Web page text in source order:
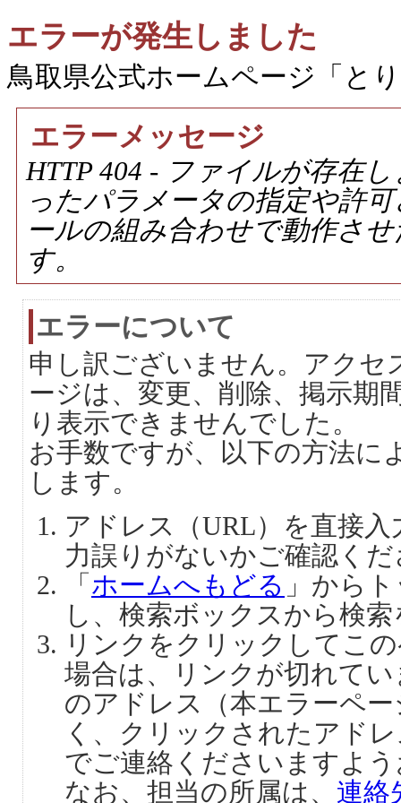
エラーが発生しました
鳥取県公式ホームページ「と
エラーメッセージ
HTTP 404 - ファイルが存在
ったパラメータの指定や許
ールの組み合わせで動作さ
す。
エラーについて
申し訳ございません。アクセ
ージは、変更、削除、掲示期
り表示できませんでした。
お手数ですが、以下の方法に
します。
アドレス（URL）を直接
力誤りがないかご確認く
「 ホームへもどる 」から
し、検索ボックスから検
リンクをクリックしてこ
場合は、リンクが切れて
のアドレス（本エラーペ
く、クリックされたアド
でご連絡くださいますよ
なお、担当の所属は、 連絡